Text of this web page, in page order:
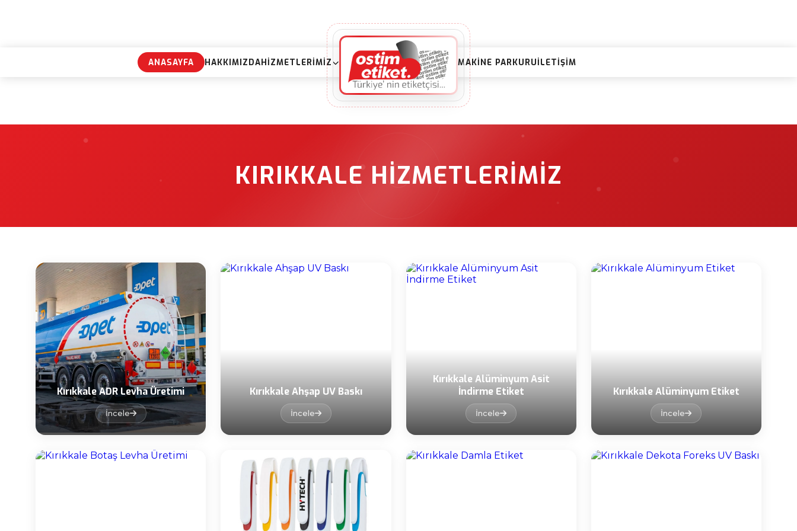
ANASAYFA HAKKIMIZDAHIZMETLERIMIZ MAKINE PARKURUİLETIŞIM
KIRIKKALE HIZMETLERIMIZ
Kırıkkale ADR Levha Üretimi
İncele
Kırıkkale Ahşap UV Baskı
İncele
Kırıkkale Alüminyum Asit
İndirme Etiket
İncele
Kırıkkale Alüminyum Etiket
İncele